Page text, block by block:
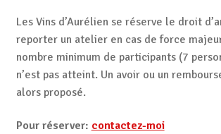
Les Vins d’Aurélien se réserve le droit
reporter un atelier en cas de force
nombre minimum de participants (7
n’est pas atteint. Un avoir ou un
alors proposé.
Pour réserver: contactez-moi